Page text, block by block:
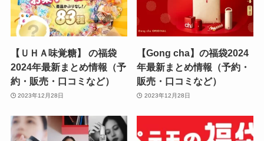
【ＵＨＡ味覚糖】 の福袋
2024年最新まとめ情報（予
約・販売・口コミなど）
2023年12月28日
【Gong cha】の福袋2024
年最新まとめ情報（予約・
販売・口コミなど）
2023年12月28日